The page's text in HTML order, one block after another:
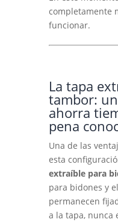
completamente
funcionar.
La tapa
tambor:
ahorra
pena
Una de las
esta
extraíble para
para bidones y
permanecen
a la tapa, nunca